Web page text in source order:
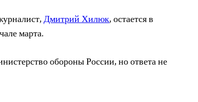
Дмитрий Хилюк, остается в
марта.
обороны России, но ответа не